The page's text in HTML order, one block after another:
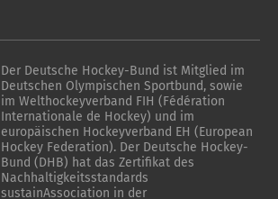
Der Deutsche Hockey-Bund ist Mitglied im
Deutschen Olympischen Sportbund, sowie
im Welthockeyverband FIH (Fédération
Internationale de Hockey) und im
europäischen Hockeyverband EH (European
Hockey Federation). Der Deutsche Hockey-
Bund (DHB) hat das Zertifikat des
Nachhaltigkeitsstandards
sustainAssociation in der